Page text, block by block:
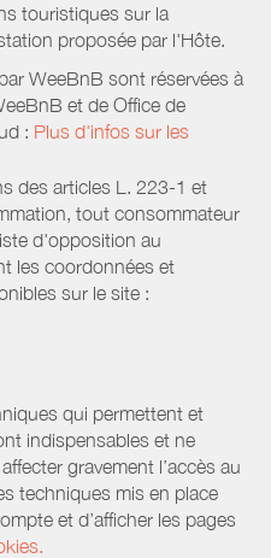
touristiques sur la
proposée par l'Hôte.
WeeBnB sont réservées à
et de Office de
: Plus d'infos sur les
des articles L. 223-1 et
tout consommateur
d'opposition au
les coordonnées et
sur le site :
qui permettent et
indispensables et ne
gravement l’accès au
techniques mis en place
et d’afficher les pages